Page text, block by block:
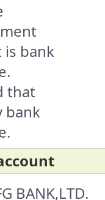
is bank
that
bank
BANK,LTD.